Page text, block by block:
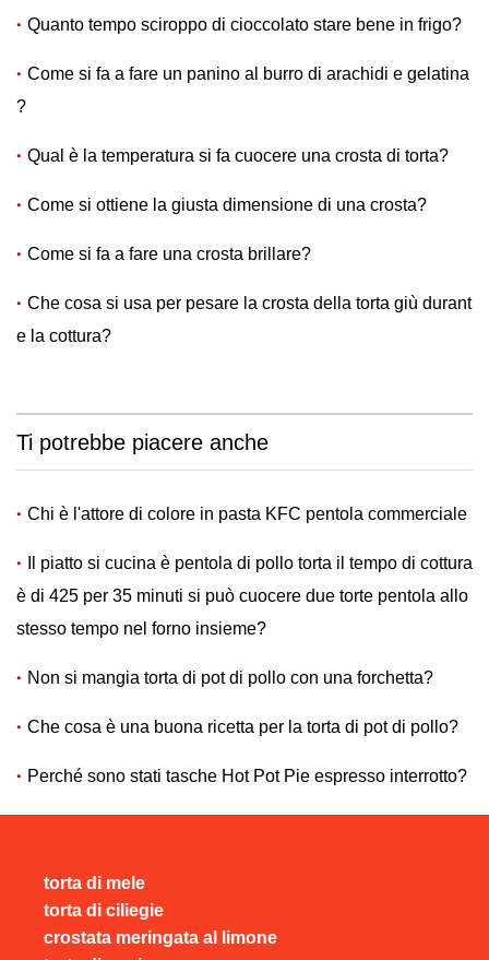
Quanto tempo sciroppo di cioccolato stare bene in frigo?
Come si fa a fare un panino al burro di arachidi e gelatina
?
Qual è la temperatura si fa cuocere una crosta di torta?
Come si ottiene la giusta dimensione di una crosta?
Come si fa a fare una crosta brillare?
Che cosa si usa per pesare la crosta della torta giù durant
e la cottura?
Ti potrebbe piacere anche
Chi è l'attore di colore in pasta KFC pentola commerciale
Il piatto si cucina è pentola di pollo torta il tempo di cottura
è di 425 per 35 minuti si può cuocere due torte pentola allo
stesso tempo nel forno insieme?
Non si mangia torta di pot di pollo con una forchetta?
Che cosa è una buona ricetta per la torta di pot di pollo?
Perché sono stati tasche Hot Pot Pie espresso interrotto?
torta di mele
torta di ciliegie
crostata meringata al limone